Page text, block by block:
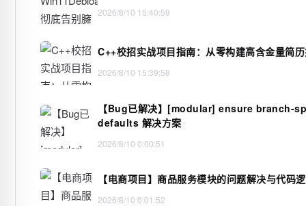
2026/8/10 15:40:59
C++校招实战项目指南：从零构建高含金量简
2026/8/10 15:39:58
【Bug已解决】[modular] ensure branch-
defaults 解决方案
2026/8/10 0:00:51
【电商项目】商品服务模块的问题解决与代码
2026/8/10 0:01:52